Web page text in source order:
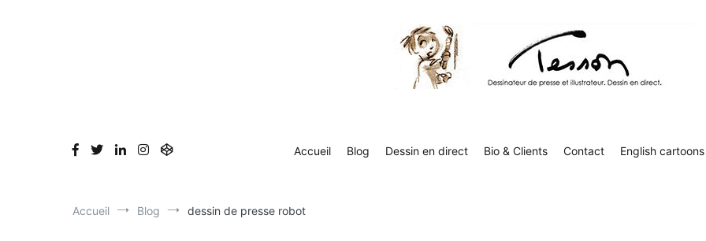
Accueil Blog Dessin en direct Bio & Clients Contact English cartoons
Accueil Blog dessin de presse robot